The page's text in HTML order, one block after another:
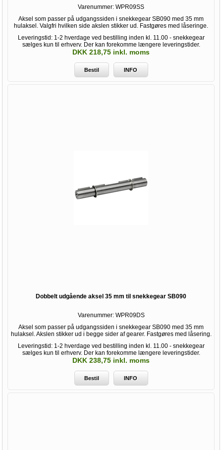
Varenummer: WPR09SS
Aksel som passer på udgangssiden i snekkegear SB090 med 35 mm
hulaksel. Valgfri hvilken side akslen stikker ud. Fastgøres med låseringe.
Leveringstid: 1-2 hverdage ved bestilling inden kl. 11.00 - snekkegear
sælges kun til erhverv. Der kan forekomme længere leveringstider.
DKK 218,75 inkl. moms
Bestil INFO
Dobbelt udgående aksel 35 mm til snekkegear SB090
Varenummer: WPR09DS
Aksel som passer på udgangssiden i snekkegear SB090 med 35 mm
hulaksel. Akslen stikker ud i begge sider af gearer. Fastgøres med låsering.
Leveringstid: 1-2 hverdage ved bestilling inden kl. 11.00 - snekkegear
sælges kun til erhverv. Der kan forekomme længere leveringstider.
DKK 238,75 inkl. moms
Bestil INFO